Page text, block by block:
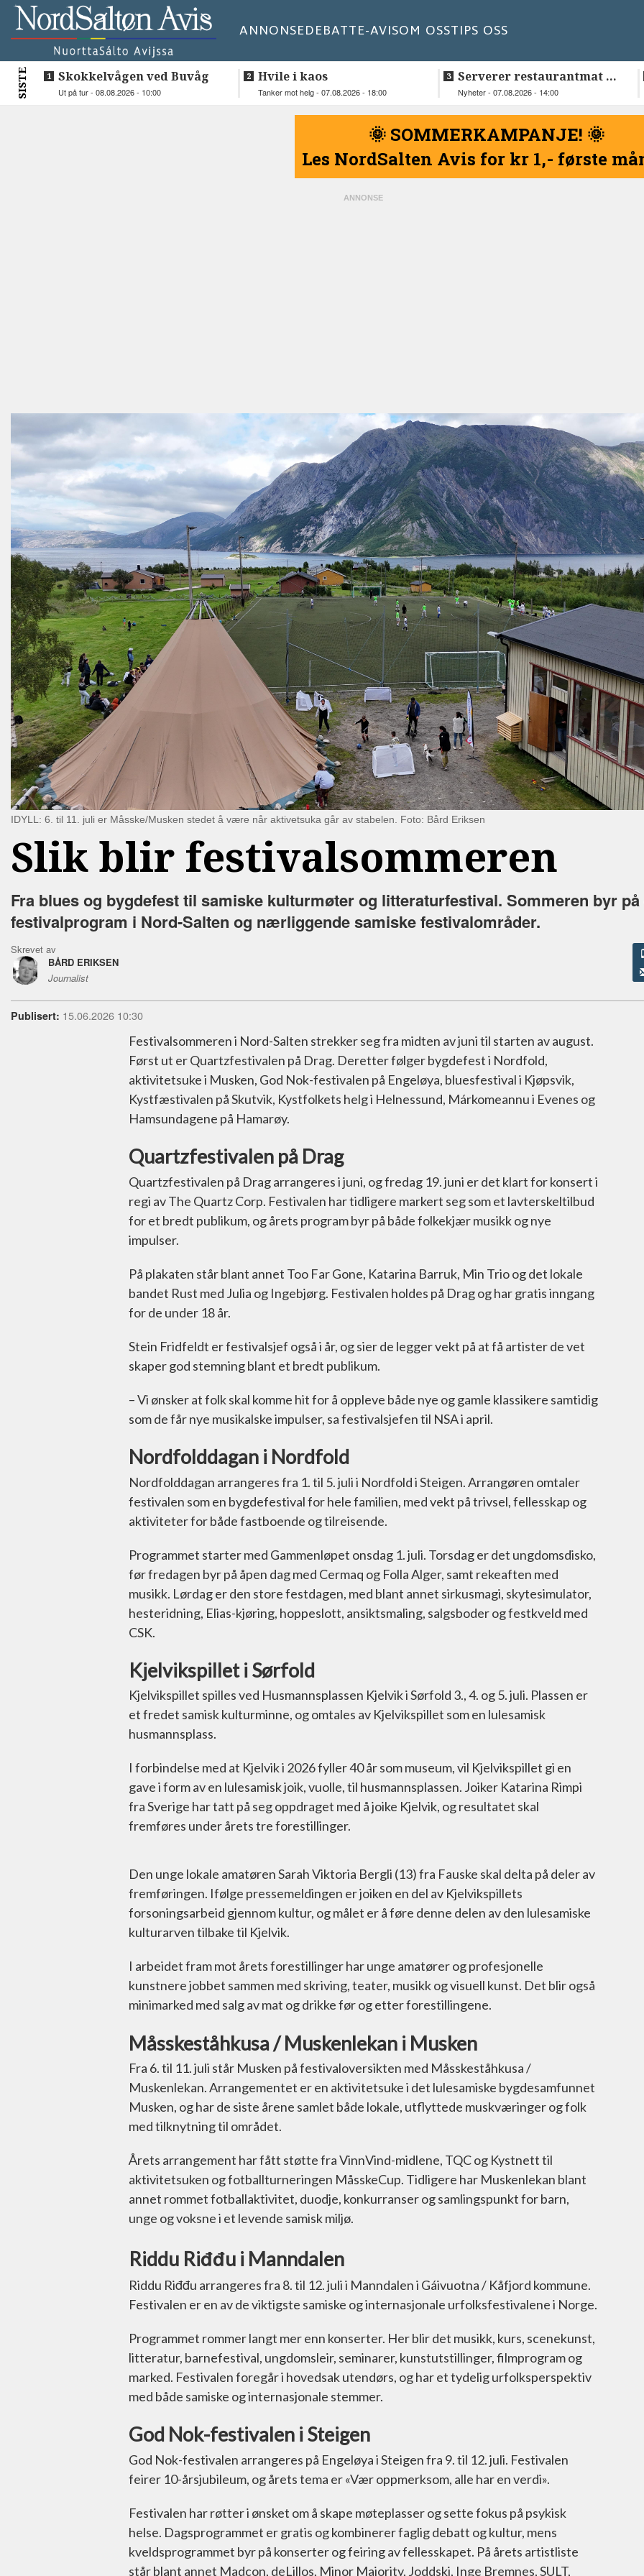
ANNONSEDEBATTE-AVISOM OSSTIPS OSS
SISTE Skokkelvågen ved Buvåg
Ut på tur - 08.08.2026 - 10:00
Hvile i kaos
Tanker mot helg - 07.08.2026 - 18:00
Serverer restaurantmat til
beboerne
Nyheter - 07.08.2026 - 14:00
🌞 SOMMERKAMPANJE! 🌞
Les NordSalten Avis for kr 1,- første
IDYLL: 6. til 11. juli er Måsske/Musken stedet å være når aktivetsuka går av stabelen. Foto: Bård Eriksen
Slik blir festivalsommeren
Fra blues og bygdefest til samiske kulturmøter og litteraturfestival. Sommeren byr på
festivalprogram i Nord-Salten og nærliggende samiske festivalområder.
Skrevet av
BÅRD ERIKSEN
Journalist
Publisert: 15.06.2026 10:30
Festivalsommeren i Nord-Salten strekker seg fra midten av juni til starten av august.
Først ut er Quartzfestivalen på Drag. Deretter følger bygdefest i Nordfold,
aktivitetsuke i Musken, God Nok-festivalen på Engeløya, bluesfestival i Kjøpsvik,
Kystfæstivalen på Skutvik, Kystfolkets helg i Helnessund, Márkomeannu i Evenes og
Hamsundagene på Hamarøy.
Quartzfestivalen på Drag
Quartzfestivalen på Drag arrangeres i juni, og fredag 19. juni er det klart for konsert i
regi av The Quartz Corp. Festivalen har tidligere markert seg som et lavterskeltilbud
for et bredt publikum, og årets program byr på både folkekjær musikk og nye
impulser.
På plakaten står blant annet Too Far Gone, Katarina Barruk, Min Trio og det lokale
bandet Rust med Julia og Ingebjørg. Festivalen holdes på Drag og har gratis inngang
for de under 18 år.
Stein Fridfeldt er festivalsjef også i år, og sier de legger vekt på at få artister de vet
skaper god stemning blant et bredt publikum.
– Vi ønsker at folk skal komme hit for å oppleve både nye og gamle klassikere samtidig
som de får nye musikalske impulser, sa festivalsjefen til NSA i april.
Nordfolddagan i Nordfold
Nordfolddagan arrangeres fra 1. til 5. juli i Nordfold i Steigen. Arrangøren omtaler
festivalen som en bygdefestival for hele familien, med vekt på trivsel, fellesskap og
aktiviteter for både fastboende og tilreisende.
Programmet starter med Gammenløpet onsdag 1. juli. Torsdag er det ungdomsdisko,
før fredagen byr på åpen dag med Cermaq og Folla Alger, samt rekeaften med
musikk. Lørdag er den store festdagen, med blant annet sirkusmagi, skytesimulator,
hesteridning, Elias-kjøring, hoppeslott, ansiktsmaling, salgsboder og festkveld med
CSK.
Kjelvikspillet i Sørfold
Kjelvikspillet spilles ved Husmannsplassen Kjelvik i Sørfold 3., 4. og 5. juli. Plassen er
et fredet samisk kulturminne, og omtales av Kjelvikspillet som en lulesamisk
husmannsplass.
I forbindelse med at Kjelvik i 2026 fyller 40 år som museum, vil Kjelvikspillet gi en
gave i form av en lulesamisk joik, vuolle, til husmannsplassen. Joiker Katarina Rimpi
fra Sverige har tatt på seg oppdraget med å joike Kjelvik, og resultatet skal
fremføres under årets tre forestillinger.
Den unge lokale amatøren Sarah Viktoria Bergli (13) fra Fauske skal delta på deler av
fremføringen. Ifølge pressemeldingen er joiken en del av Kjelvikspillets
forsoningsarbeid gjennom kultur, og målet er å føre denne delen av den lulesamiske
kulturarven tilbake til Kjelvik.
I arbeidet fram mot årets forestillinger har unge amatører og profesjonelle
kunstnere jobbet sammen med skriving, teater, musikk og visuell kunst. Det blir også
minimarked med salg av mat og drikke før og etter forestillingene.
Måsskeståhkusa / Muskenlekan i Musken
Fra 6. til 11. juli står Musken på festivaloversikten med Måsskeståhkusa /
Muskenlekan. Arrangementet er en aktivitetsuke i det lulesamiske bygdesamfunnet
Musken, og har de siste årene samlet både lokale, utflyttede muskværinger og folk
med tilknytning til området.
Årets arrangement har fått støtte fra VinnVind-midlene, TQC og Kystnett til
aktivitetsuken og fotballturneringen MåsskeCup. Tidligere har Muskenlekan blant
annet rommet fotballaktivitet, duodje, konkurranser og samlingspunkt for barn,
unge og voksne i et levende samisk miljø.
Riddu Riđđu i Manndalen
Riddu Riđđu arrangeres fra 8. til 12. juli i Manndalen i Gáivuotna / Kåfjord kommune.
Festivalen er en av de viktigste samiske og internasjonale urfolksfestivalene i Norge.
Programmet rommer langt mer enn konserter. Her blir det musikk, kurs, scenekunst,
litteratur, barnefestival, ungdomsleir, seminarer, kunstutstillinger, filmprogram og
marked. Festivalen foregår i hovedsak utendørs, og har et tydelig urfolksperspektiv
med både samiske og internasjonale stemmer.
God Nok-festivalen i Steigen
God Nok-festivalen arrangeres på Engeløya i Steigen fra 9. til 12. juli. Festivalen
feirer 10-årsjubileum, og årets tema er «Vær oppmerksom, alle har en verdi».
Festivalen har røtter i ønsket om å skape møteplasser og sette fokus på psykisk
helse. Dagsprogrammet er gratis og kombinerer faglig debatt og kultur, mens
kveldsprogrammet byr på konserter og feiring av fellesskapet. På årets artistliste
står blant annet Madcon, deLillos, Minor Majority, Joddski, Inge Bremnes, SULT,